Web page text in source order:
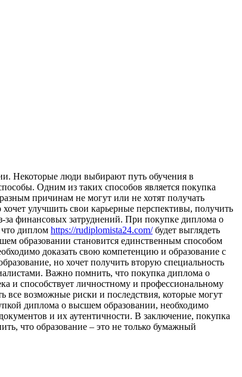
Некоторые люди выбирают путь обучения в
Одним из таких способов является покупка
причинам не могут или не хотят получать
улучшить свои карьерные перспективы, получить
за финансовых затруднений. При покупке диплома о
диплом https://rudiplomista24.com/будет выглядеть
образовании становится единственным способом
доказать свою компетенцию и образование с
но хочет получить вторую специальность
Важно помнить, что покупка диплома о
и способствует личностному и профессиональному
возможные риски и последствия, которые могут
диплома о высшем образовании, необходимо
и их аутентичности. В заключение, покупка
что образование – это не только бумажный